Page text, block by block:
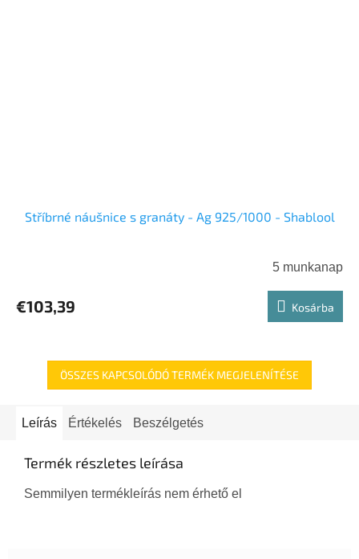
Stříbrné náušnice s granáty - Ag 925/1000 - Shablool
5 munkanap
€103,39 Kosárba
ÖSSZES KAPCSOLÓDÓ TERMÉK MEGJELENÍTÉSE
Leírás Értékelés Beszélgetés
Termék részletes leírása
Semmilyen termékleírás nem érhető el